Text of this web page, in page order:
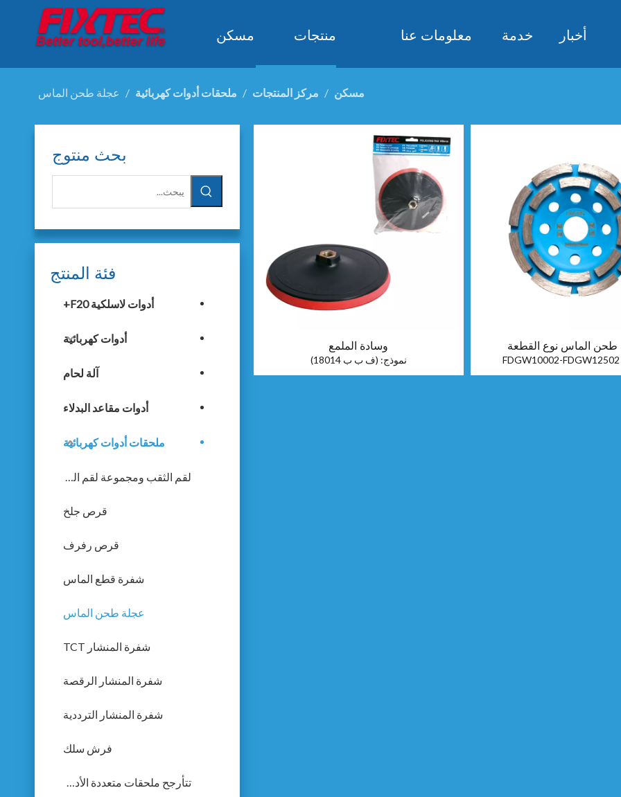
أخبار خدمة معلومات عنا منتجات مسكن
مسكن / مركز المنتجات / ملحقات أدوات كهربائية / عجلة طحن الماس
بحث منتوج
فئة المنتج
أدوات لاسلكية F20+
أدوات كهربائية
آلة لحام
أدوات مقاعد البدلاء
ملحقات أدوات كهربائية
لقم الثقب ومجموعة لقم الثقب
قرص جلخ
قرص رفرف
شفرة قطع الماس
عجلة طحن الماس
شفرة المنشار TCT
شفرة المنشار الرقصة
شفرة المنشار الترددية
فرش سلك
تتأرجح ملحقات متعددة الأدوات
طحن الماس نوع القطعة
FDGW10002-FDGW12502
وسادة الملمع
نموذج: (ف ب ب 18014)